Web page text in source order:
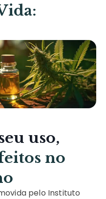
uso,
no
pelo Instituto